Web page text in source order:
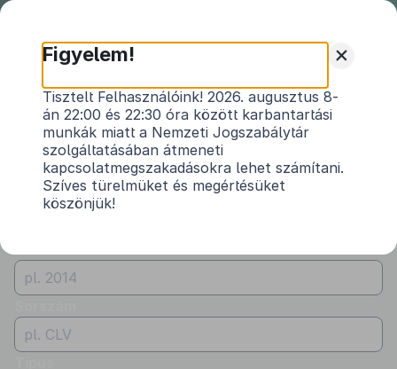
Önkormányzati
rendeletek
Önkormányzati rendeletek
Vármegye
Baranya
Kibocsátó
Beremend Nagyközség Önkormányzata
+
Figyelem!
Tisztelt Felhasználóink! 2026. augusztus 8-
án 22:00 és 22:30 óra között karbantartási
munkák miatt a Nemzeti Jogszabálytár
szolgáltatásában átmeneti
kapcsolatmegszakadásokra lehet számítani.
Szíves türelmüket és megértésüket
köszönjük!